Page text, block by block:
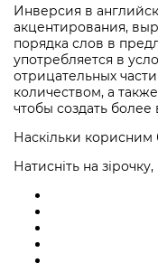
Инверсия в
акцентирования,
порядка слов в
употребляется в
отрицательных
количеством, а
чтобы создать
Наскільки корисним
Натисніть на